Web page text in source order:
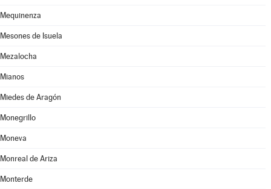
Mequinenza
Mesones de Isuela
Mezalocha
Mianos
Miedes de Aragón
Monegrillo
Moneva
Monreal de Ariza
Monterde